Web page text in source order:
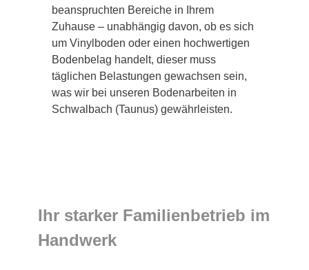
beanspruchten Bereiche in Ihrem
Zuhause – unabhängig davon, ob es sich
um Vinylboden oder einen hochwertigen
Bodenbelag handelt, dieser muss
täglichen Belastungen gewachsen sein,
was wir bei unseren Bodenarbeiten in
Schwalbach (Taunus) gewährleisten.
Ihr starker Familienbetrieb im
Handwerk